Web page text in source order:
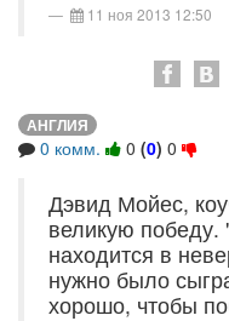
11 ноя 2013 12:50
АНГЛИЯ
0 комм. 0 (0) 0
Дэвид Мойес,
великую победу.
находится в
нужно было
хорошо, чтобы